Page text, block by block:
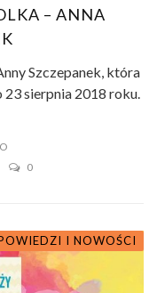
– ANNA
Szczepanek, która
23 sierpnia 2018 roku.
0
I NOWOŚCI